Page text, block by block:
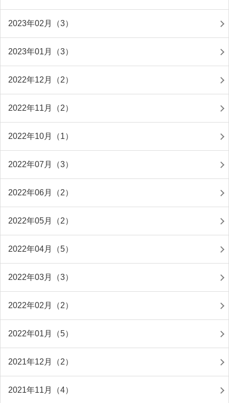
2023年02月（3）
2023年01月（3）
2022年12月（2）
2022年11月（2）
2022年10月（1）
2022年07月（3）
2022年06月（2）
2022年05月（2）
2022年04月（5）
2022年03月（3）
2022年02月（2）
2022年01月（5）
2021年12月（2）
2021年11月（4）